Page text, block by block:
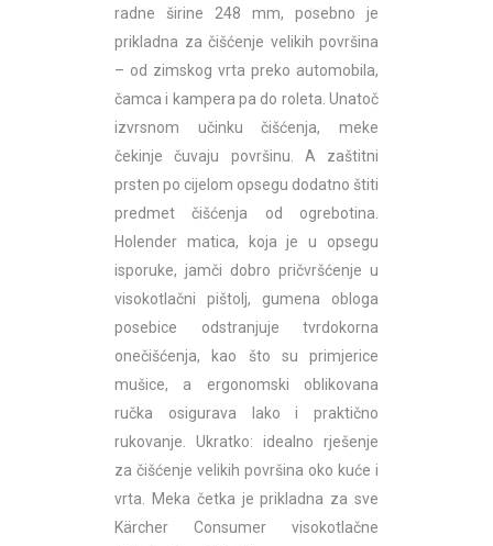
radne širine 248 mm, posebno je
prikladna za čišćenje velikih površina
– od zimskog vrta preko automobila,
čamca i kampera pa do roleta. Unatoč
izvrsnom učinku čišćenja, meke
čekinje čuvaju površinu. A zaštitni
prsten po cijelom opsegu dodatno štiti
predmet čišćenja od ogrebotina.
Holender matica, koja je u opsegu
isporuke, jamči dobro pričvršćenje u
visokotlačni pištolj, gumena obloga
posebice odstranjuje tvrdokorna
onečišćenja, kao što su primjerice
mušice, a ergonomski oblikovana
ručka osigurava lako i praktično
rukovanje. Ukratko: idealno rješenje
za čišćenje velikih površina oko kuće i
vrta. Meka četka je prikladna za sve
Kärcher Consumer visokotlačne